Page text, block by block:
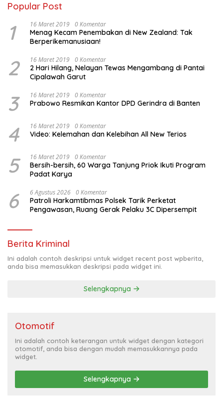
Popular Post
1 16 Maret 2019 0 Komentar
Menag Kecam Penembakan di New Zealand: Tak
Berperikemanusiaan!
2 16 Maret 2019 0 Komentar
2 Hari Hilang, Nelayan Tewas Mengambang di Pantai
Cipalawah Garut
3 16 Maret 2019 0 Komentar
Prabowo Resmikan Kantor DPD Gerindra di Banten
4 16 Maret 2019 0 Komentar
Video: Kelemahan dan Kelebihan All New Terios
5 16 Maret 2019 0 Komentar
Bersih-bersih, 60 Warga Tanjung Priok Ikuti Program
Padat Karya
6 6 Agustus 2026 0 Komentar
Patroli Harkamtibmas Polsek Tarik Perketat
Pengawasan, Ruang Gerak Pelaku 3C Dipersempit
Berita Kriminal
Ini adalah contoh deskripsi untuk widget recent post wpberita,
anda bisa memasukkan deskripsi pada widget ini.
Selengkapnya
Otomotif
Ini adalah contoh keterangan untuk widget dengan kategori
otomotif, anda bisa dengan mudah memasukkannya pada
widget.
Selengkapnya